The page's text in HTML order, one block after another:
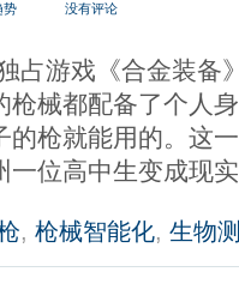
势 没有评论
占游戏《合金装备
枪械都配备了个人
的枪就能用的。这
一位高中生变成现
, 枪械智能化, 生物